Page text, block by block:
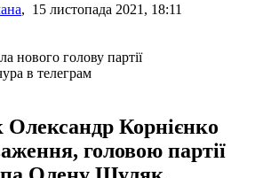
, 15 листопада 2021, 18:11
в телеграм
Олександр Корнієнко
головою партії